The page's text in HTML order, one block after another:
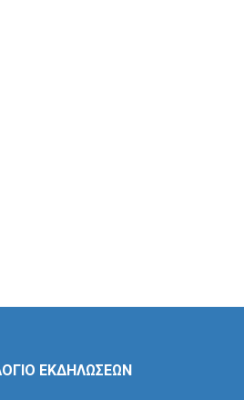
ΕΚΔΗΛΩΣΕΩΝ